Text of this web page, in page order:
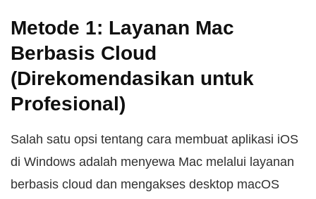
Metode 1: Layanan Mac
Berbasis Cloud
(Direkomendasikan untuk
Profesional)
Salah satu opsi tentang cara membuat aplikasi iOS
di Windows adalah menyewa Mac melalui layanan
berbasis cloud dan mengakses desktop macOS